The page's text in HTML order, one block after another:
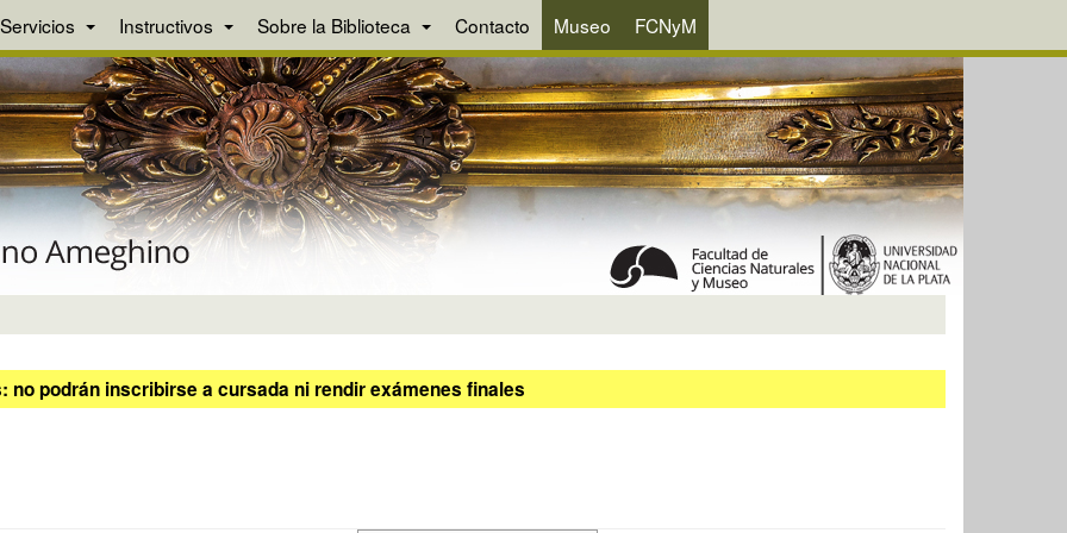
Servicios Instructivos Sobre la Biblioteca Contacto Museo FCNyM
podrán inscribirse a cursada ni rendir exámenes finales